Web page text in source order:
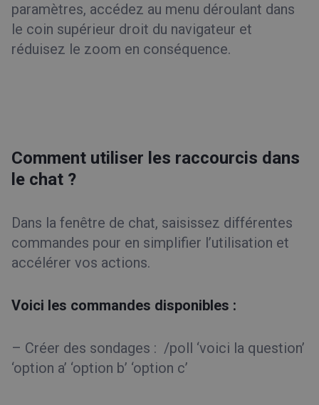
paramètres, accédez au menu déroulant dans
le coin supérieur droit du navigateur et
réduisez le zoom en conséquence.
Comment utiliser les raccourcis dans
le chat ?
Dans la fenêtre de chat, saisissez différentes
commandes pour en simplifier l’utilisation et
accélérer vos actions.
Voici les commandes disponibles :
– Créer des sondages : /poll ‘voici la question’
‘option a’ ‘option b’ ‘option c’